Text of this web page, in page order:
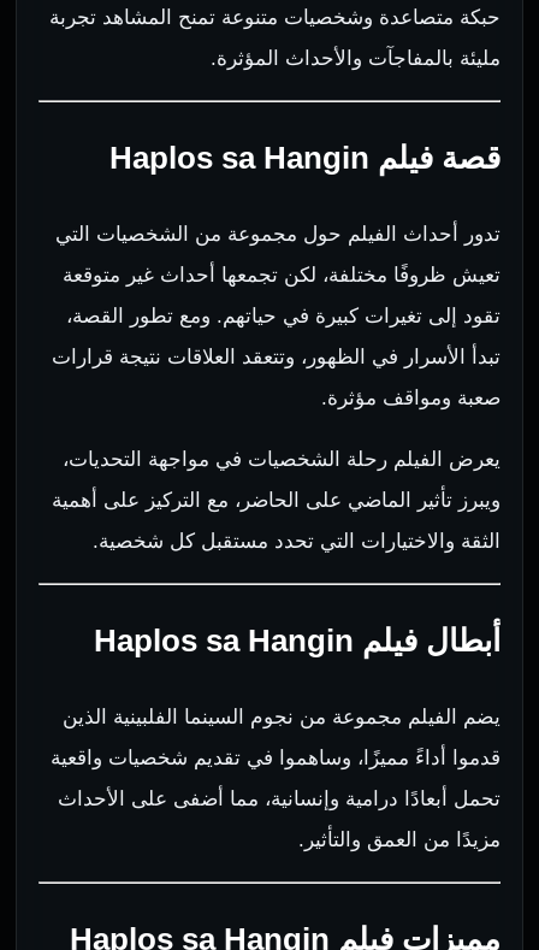
حبكة متصاعدة وشخصيات متنوعة تمنح المشاهد تجربة
مليئة بالمفاجآت والأحداث المؤثرة.
قصة فيلم Haplos sa Hangin
تدور أحداث الفيلم حول مجموعة من الشخصيات التي
تعيش ظروفًا مختلفة، لكن تجمعها أحداث غير متوقعة
تقود إلى تغيرات كبيرة في حياتهم. ومع تطور القصة،
تبدأ الأسرار في الظهور، وتتعقد العلاقات نتيجة قرارات
صعبة ومواقف مؤثرة.
يعرض الفيلم رحلة الشخصيات في مواجهة التحديات،
ويبرز تأثير الماضي على الحاضر، مع التركيز على أهمية
الثقة والاختيارات التي تحدد مستقبل كل شخصية.
أبطال فيلم Haplos sa Hangin
يضم الفيلم مجموعة من نجوم السينما الفلبينية الذين
قدموا أداءً مميزًا، وساهموا في تقديم شخصيات واقعية
تحمل أبعادًا درامية وإنسانية، مما أضفى على الأحداث
مزيدًا من العمق والتأثير.
مميزات فيلم Haplos sa Hangin